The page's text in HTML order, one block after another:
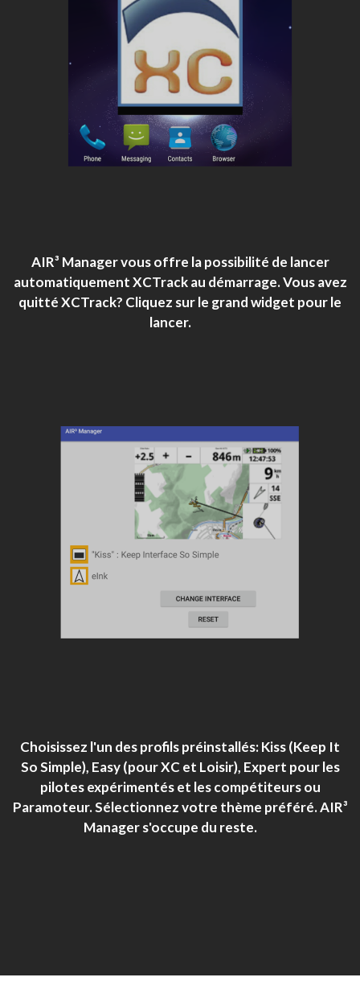
AIR³ Manager vous offre la possibilité de lancer
automatiquement XCTrack au démarrage. Vous avez
quitté XCTrack? Cliquez sur le grand widget pour le
lancer.
Choisissez l'un des profils préinstallés: Kiss (Keep It
So Simple), Easy (pour XC et Loisir), Expert pour les
pilotes expérimentés et les compétiteurs ou
Paramoteur. Sélectionnez votre thème préféré. AIR³
Manager s'occupe du reste.